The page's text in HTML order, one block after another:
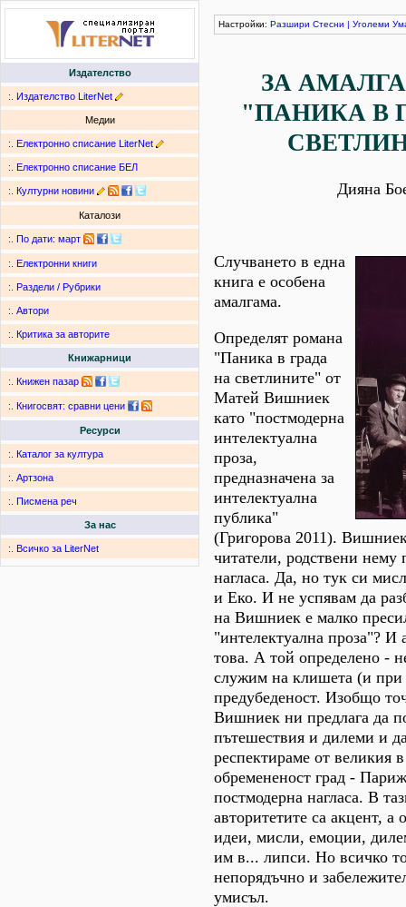
Издателство
:. Издателство LiterNet
Медии
:. Електронно списание LiterNet
:. Електронно списание БЕЛ
:. Културни новини
Каталози
:. По дати: март
:. Електронни книги
:. Раздели / Рубрики
:. Автори
:. Критика за авторите
Книжарници
:. Книжен пазар
:. Книгосвят: сравни цени
Ресурси
:. Каталог за култура
:. Артзона
:. Писмена реч
За нас
:. Всичко за LiterNet
Настройки: Разшири Стесни | Уголеми
ЗА
"ПАНИКА В
Дияна
Случването в една
книга е особена
амалгама.
Определят романа
"Паника в града
на светлините" от
Матей Вишниек
като "постмодерна
интелектуална
проза,
предназначена за
интелектуална
публика"
(Григорова 2011).
читатели, родствени
нагласа. Да, но тук си
и Еко. И не успявам да
на Вишниек е малко
"интелектуална проза"? И
това. А той определено -
служим на клишета (и при
предубеденост. Изобщо
Вишниек ни предлага да
пътешествия и дилеми и
респектираме от великия
обремененост град -
постмодерна нагласа. В
авторитетите са акцент, а
идеи, мисли, емоции,
им в... липси. Но всичко
непорядъчно и
умисъл.